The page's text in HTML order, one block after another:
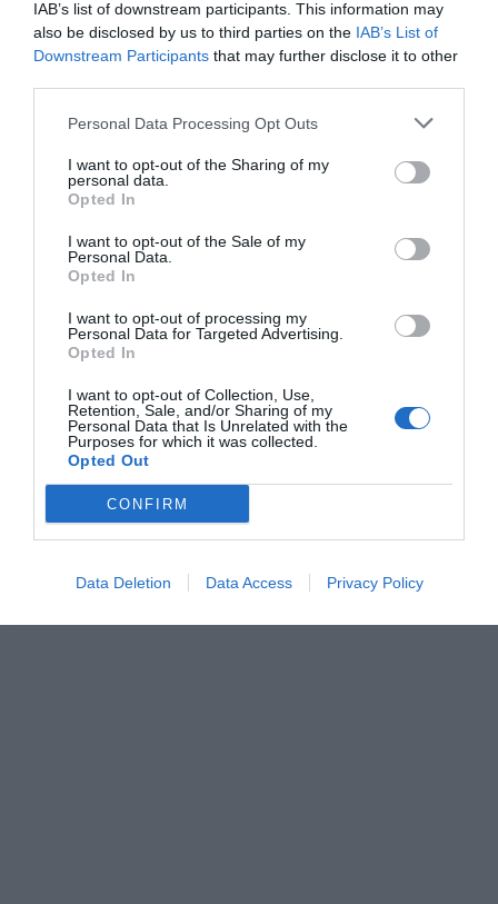
IAB’s list of downstream participants. This information may
also be disclosed by us to third parties on the IAB’s List of
Downstream Participants that may further disclose it to other
Personal Data Processing Opt Outs
I want to opt-out of the Sharing of my
personal data.
Opted In
I want to opt-out of the Sale of my
Personal Data.
Opted In
I want to opt-out of processing my
Personal Data for Targeted Advertising.
Opted In
I want to opt-out of Collection, Use,
Retention, Sale, and/or Sharing of my
Personal Data that Is Unrelated with the
Purposes for which it was collected.
Opted Out
CONFIRM
Data Deletion Data Access Privacy Policy
Tämän sisällön sponsoroi:Pikakasino – Klikkaa ja
pelaa Blackjackia ilmaiseksi!
F
a
c
e
b
o
k
M
e
ss
e
g
X W
at
A
p
C
p
Li
n
S
ar